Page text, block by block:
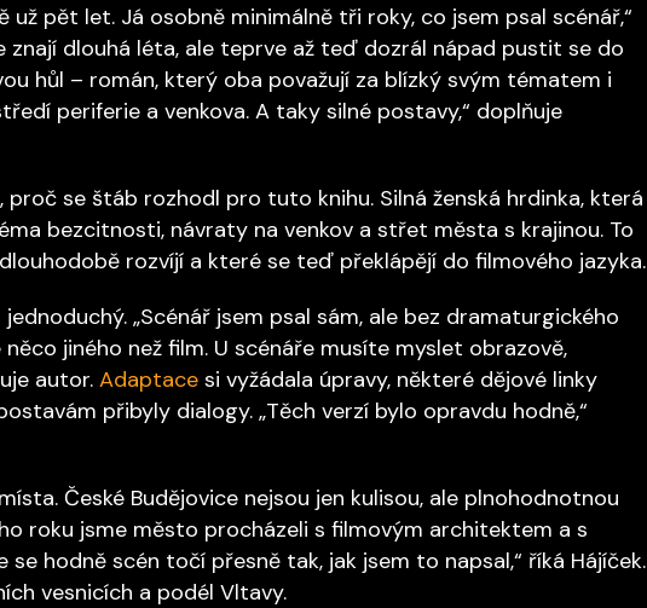
pět let. Já osobně minimálně tři roky, co jsem psal scénář,“
znají dlouhá léta, ale teprve až teď dozrál nápad pustit se do
hůl – román, který oba považují za blízký svým tématem i
periferie a venkova. A taky silné postavy,“ doplňuje
se štáb rozhodl pro tuto knihu. Silná ženská hrdinka, která
bezcitnosti, návraty na venkov a střet města s krajinou. To
rozvíjí a které se teď překlápějí do filmového jazyka.
jednoduchý. „Scénář jsem psal sám, ale bez dramaturgického
jiného než film. U scénáře musíte myslet obrazově,
autor. Adaptace si vyžádala úpravy, některé dějové linky
přibyly dialogy. „Těch verzí bylo opravdu hodně,“
České Budějovice nejsou jen kulisou, ale plnohodnotnou
roku jsme město procházeli s filmovým architektem a s
se hodně scén točí přesně tak, jak jsem to napsal,“ říká Hájíček.
vesnicích a podél Vltavy.